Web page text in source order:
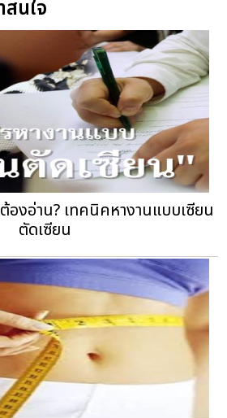
นใจ
องอ่าน? เทคนิคหางานแบบเซียน
ตัดเซียน